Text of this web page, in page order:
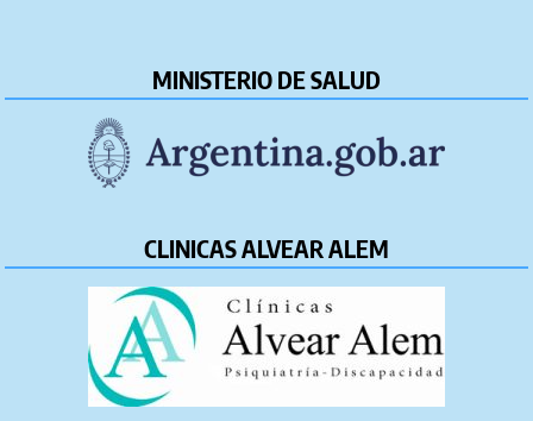
MINISTERIO DE SALUD
CLINICAS ALVEAR ALEM